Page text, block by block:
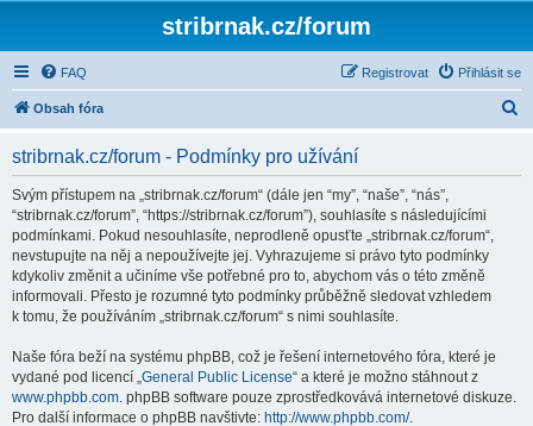
stribrnak.cz/forum
FAQ Přihlásit se
Registrovat
Obsah fóra
stribrnak.cz/forum - Podmínky pro užívání
Svým přístupem na „stribrnak.cz/forum“ (dále jen “my”, “naše”, “nás”,
“stribrnak.cz/forum”, “https://stribrnak.cz/forum”), souhlasíte s následujícími
podmínkami. Pokud nesouhlasíte, neprodleně opusťte „stribrnak.cz/forum“,
nevstupujte na něj a nepoužívejte jej. Vyhrazujeme si právo tyto podmínky
kdykoliv změnit a učiníme vše potřebné pro to, abychom vás o této změně
informovali. Přesto je rozumné tyto podmínky průběžně sledovat vzhledem
k tomu, že používáním „stribrnak.cz/forum“ s nimi souhlasíte.
Naše fóra beží na systému phpBB, což je řešení internetového fóra, které je
vydané pod licencí „General Public License“ a které je možno stáhnout z
www.phpbb.com. phpBB software pouze zprostředkovává internetové diskuze.
Pro další informace o phpBB navštivte: http://www.phpbb.com/.